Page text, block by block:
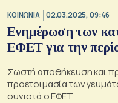
ΚΟΙΝΩΝΙΑ 02.03.2025, 09:46
Ενημέρωση των
ΕΦΕΤ για την
Σωστή αποθήκευση και
προετοιμασία των
συνιστά ο ΕΦΕΤ